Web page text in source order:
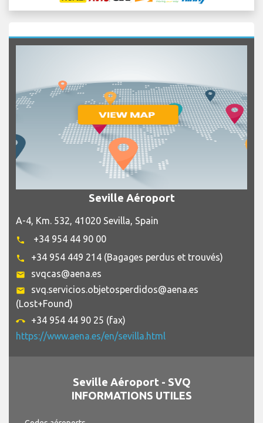
Seville Aéroport
A-4, Km. 532, 41020 Sevilla, Spain
phone +34 954 44 90 00
phone +34 954 449 214 (Bagages perdus et trouvés)
email svqcas@aena.es
email
svq.servicios.objetosperdidos@aena.es
(Lost+Found)
call_end
+34 954 44 90 25 (fax)
https://www.aena.es/en/sevilla.html
Seville Aéroport - SVQ
INFORMATIONS UTILES